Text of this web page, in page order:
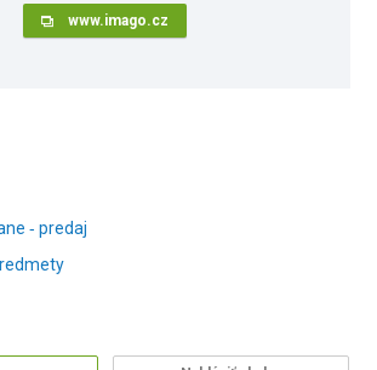
www.imago.cz
‑ predaj